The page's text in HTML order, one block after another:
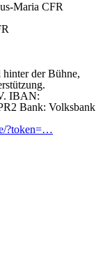
Maria CFR
der Bühne,
IBAN:
Bank: Volksbank
?token=…